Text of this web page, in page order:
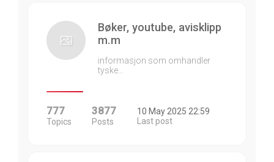
Bøker, youtube, avisklipp
m.m
informasjon som omhandler
tyske…
777
Topics
3877
Posts
10 May 2025 22:59
Last post